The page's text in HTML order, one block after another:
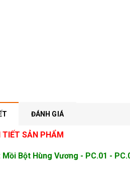
ĐÁNH GIÁ
TIẾT SẢN PHẨM
Mồi Bột Hùng Vương - PC.01 -